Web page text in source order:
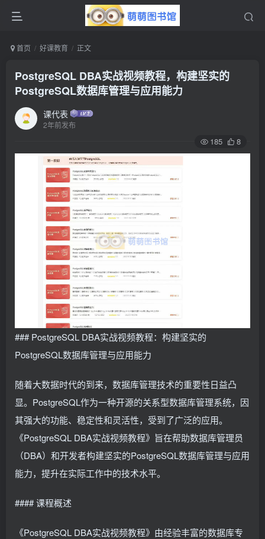
首页 好课教育 正文
PostgreSQL DBA实战视频教程，构建坚实的
PostgreSQL数据库管理与应用能力
课代表
2年前发布
185 8
### PostgreSQL DBA实战视频教程：构建坚实的
PostgreSQL数据库管理与应用能力
随着大数据时代的到来，数据库管理技术的重要性日益凸
显。PostgreSQL作为一种开源的关系型数据库管理系统，因
其强大的功能、稳定性和灵活性，受到了广泛的应用。
《PostgreSQL DBA实战视频教程》旨在帮助数据库管理员
（DBA）和开发者构建坚实的PostgreSQL数据库管理与应用
能力，提升在实际工作中的技术水平。
#### 课程概述
《PostgreSQL DBA实战视频教程》由经验丰富的数据库专